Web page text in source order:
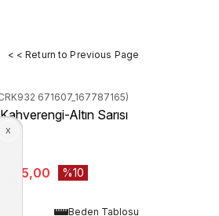
< < Return to Previous Page
671607_167787165)
Altın Sarısı
10
Beden Tablosu